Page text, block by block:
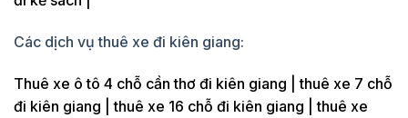
Các dịch vụ thuê xe đi kiên giang:
Thuê xe ô tô 4 chỗ cần thơ đi kiên giang | thuê xe 7 chỗ
đi kiên giang | thuê xe 16 chỗ đi kiên giang | thuê xe